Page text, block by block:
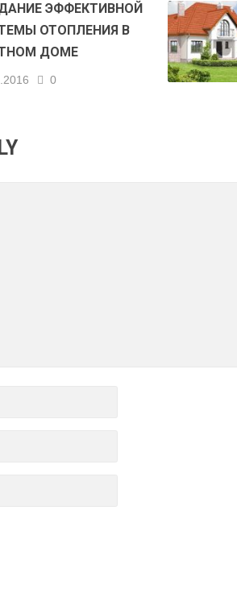
ЭФФЕКТИВНОЙ
ОТОПЛЕНИЯ В
ДОМЕ
0